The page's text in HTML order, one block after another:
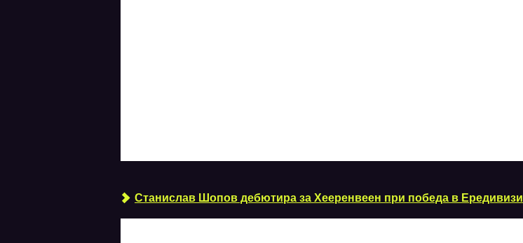
Станислав Шопов дебютира за Хееренвеен при победа в Ередивизи